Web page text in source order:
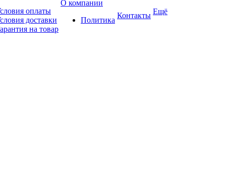
оплаты
доставки
на товар
О компании
Политика
Контакты Ещё